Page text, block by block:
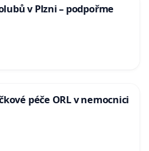
v Plzni – podpořme
péče ORL v nemocnici